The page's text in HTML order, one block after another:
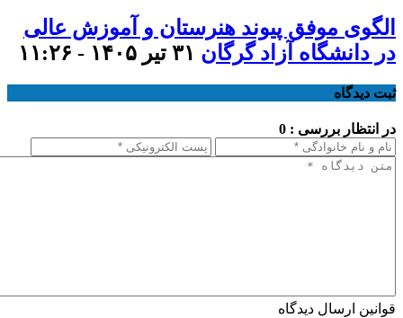
الگوی موفق پیوند هنرستان و آموزش عالی
در دانشگاه آزاد گرگان ۳۱ تیر ۱۴۰۵ - ۱۱:۲۶
ثبت دیدگاه
در انتظار بررسی : 0
قوانین ارسال دیدگاه